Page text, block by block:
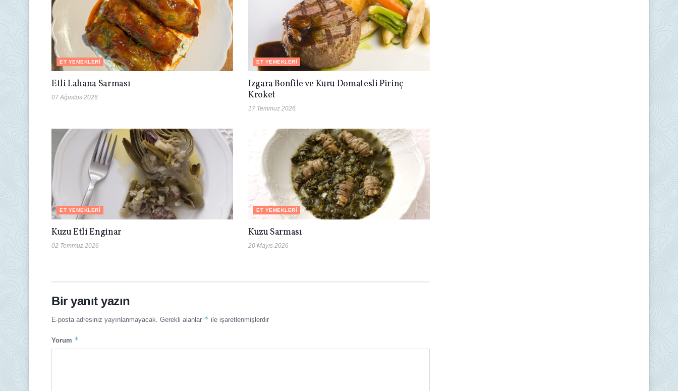
ET YEMEKLERI
Etli Lahana Sarması
07 Ağustos 2026
ET YEMEKLERI
Izgara Bonfile ve Kuru Domatesli Pirinç
Kroket
17 Temmuz 2026
ET YEMEKLERI
Kuzu Etli Enginar
02 Temmuz 2026
ET YEMEKLERI
Kuzu Sarması
20 Mayıs 2026
Bir yanıt yazın
E-posta adresiniz yayınlanmayacak. Gerekli alanlar * ile işaretlenmişlerdir
Yorum *